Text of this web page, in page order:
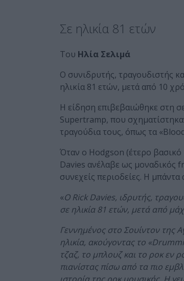
Σε ηλικία 81 ετών
Του Ηλία Σελιμά
Ο συνιδρυτής, τραγουδιστής
ηλικία 81 ετών, μετά από 10
Η είδηση επιβεβαιώθηκε στη
Supertramp, που
τραγούδια τους, όπως τα
Όταν ο Hodgson (έτερο
Davies ανέλαβε ως μοναδικός
συνεχείς περιοδείες. Η
«Ο Rick Davies, ιδρυτής,
σε ηλικία 81 ετών, μετά από
Γεννημένος στο Σουίντον της
ηλικία, ακούγοντας το
τζαζ, το μπλουζ και το ροκ εν
πιανίστας πίσω από τα πιο